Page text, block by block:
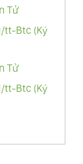
Tử
tt-Btc (Ký
Tử
tt-Btc (Ký